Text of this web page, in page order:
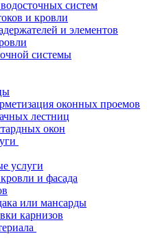
систем
и кровли
и элементов
системы
оконных проемов
лестниц
окон
услуги
и фасада
или мансарды
карнизов